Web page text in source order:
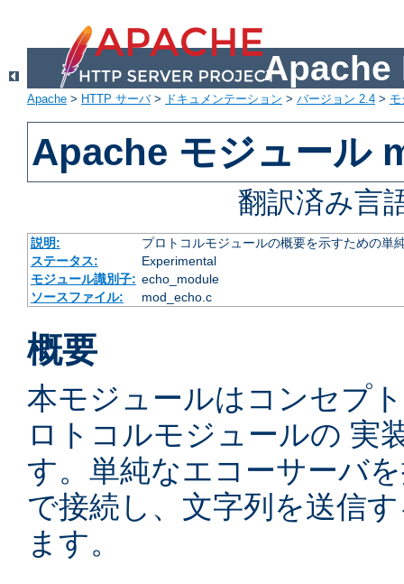
Apache
Apache > HTTP サーバ> ドキュメンテーション > バージョン 2.4 >
Apache モジュール
翻訳済み言
説明:
プロトコルモジュールの概要を示すための単
ステータス:
Experimental
モジュール識別子: echo_module
ソースファイル:
mod_echo.c
概要
本モジュールはコンセプ
ロトコルモジュールの 実
す。単純なエコーサーバ
で接続し、文字列を送信
ます。